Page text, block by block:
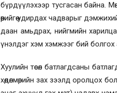
бүрдүүлэхээр тусгасан байна.
өөрийгөө удирдах чадварыг
даан амьдрах, нийгмийн
үнэлдэг хэм хэмжээг бий болгох
Хуулийн төсөл батлагдсаны
хөдөлмөрийн зах зээлд оролцох